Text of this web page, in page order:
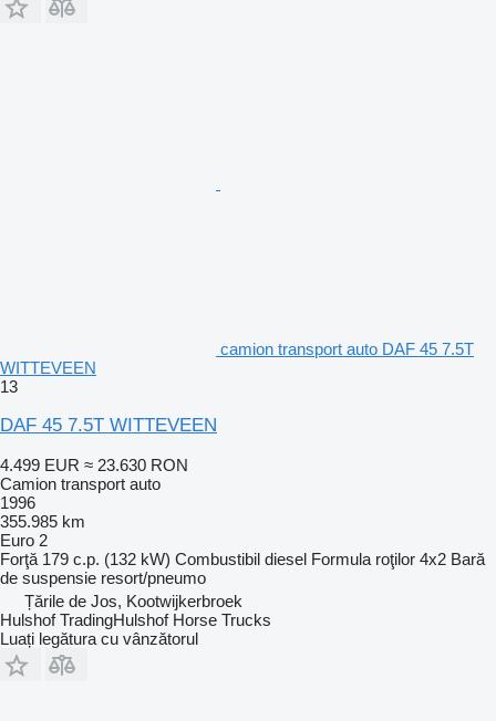
camion transport auto DAF 45 7.5T
WITTEVEEN
13
DAF 45 7.5T WITTEVEEN
4.499 EUR ≈ 23.630 RON
Camion transport auto
1996
355.985 km
Euro 2
Forţă 179 c.p. (132 kW) Combustibil diesel Formula roţilor 4x2 Bară
de suspensie resort/pneumo
Țările de Jos, Kootwijkerbroek
Hulshof TradingHulshof Horse Trucks
Luați legătura cu vânzătorul